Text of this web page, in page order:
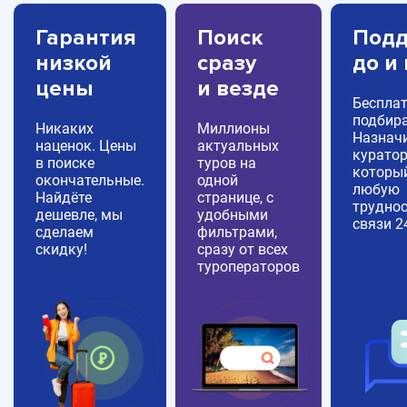
Гарантия
низкой
цены
Никаких
наценок. Цены
в поиске
окончательные.
Найдёте
дешевле, мы
сделаем
скидку!
Поиск
сразу
и везде
Миллионы
актуальных
туров на
одной
странице, с
удобными
фильтрами,
сразу от всех
туроператоров
до и
любую
связи